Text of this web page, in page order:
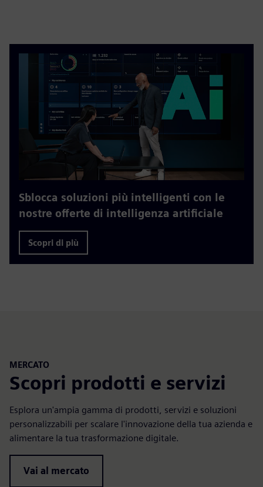
Sblocca soluzioni più intelligenti con le
nostre offerte di intelligenza artificiale
Scopri di più
MERCATO
Scopri prodotti e servizi
Esplora un'ampia gamma di prodotti, servizi e soluzioni
personalizzabili per scalare l'innovazione della tua azienda e
alimentare la tua trasformazione digitale.
Vai al mercato